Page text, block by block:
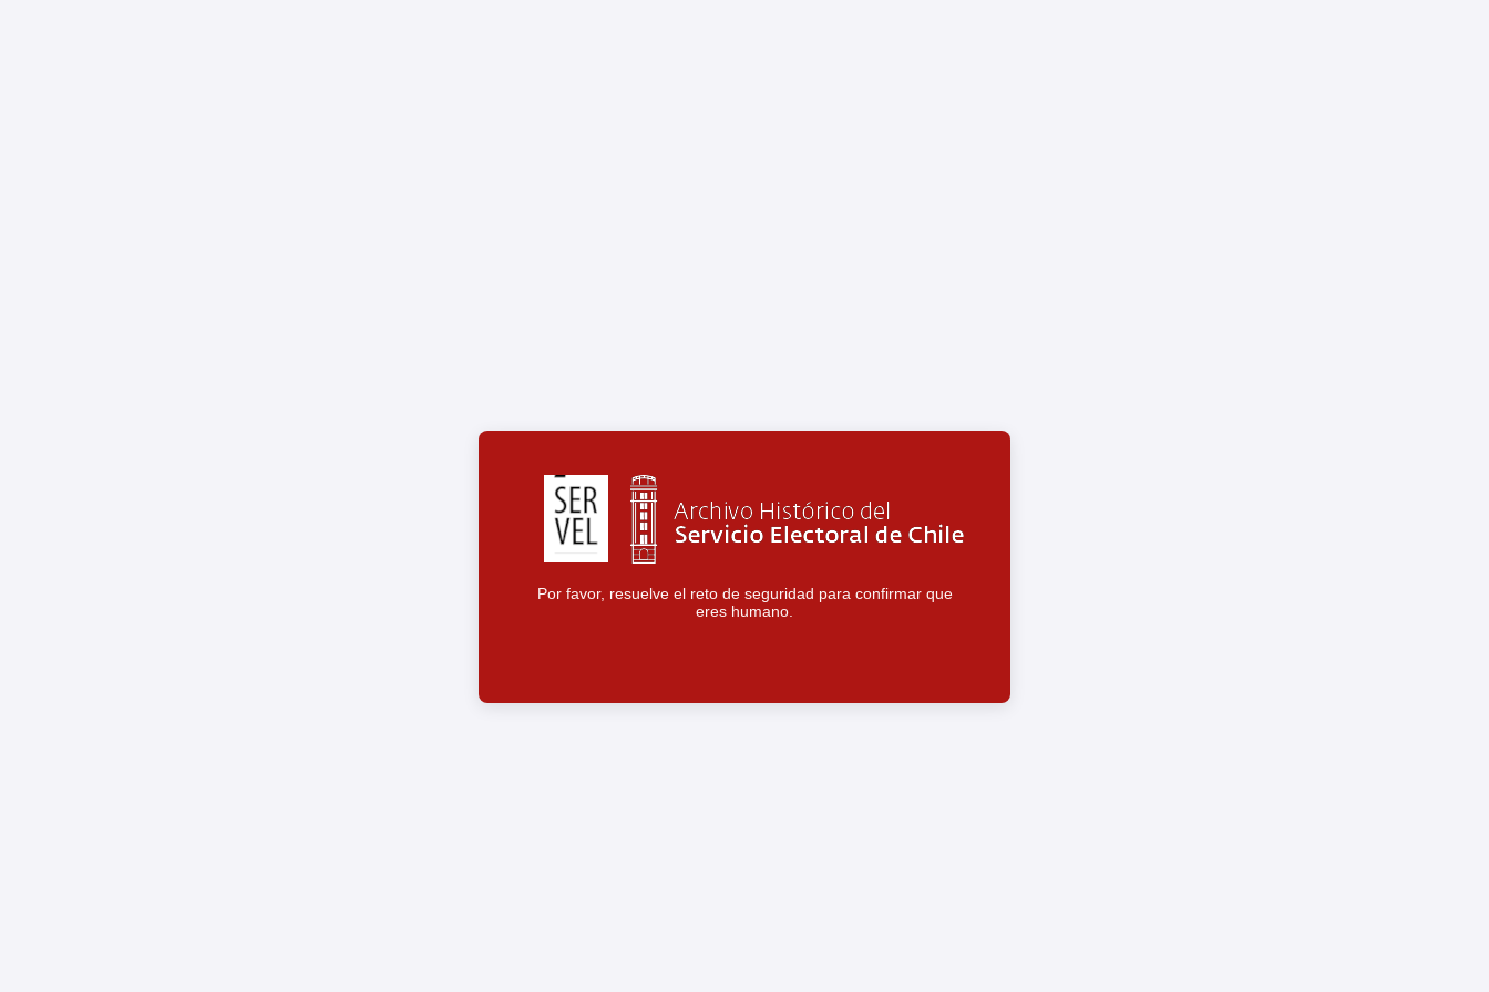
Por favor, resuelve el reto de seguridad para confirmar que
eres humano.